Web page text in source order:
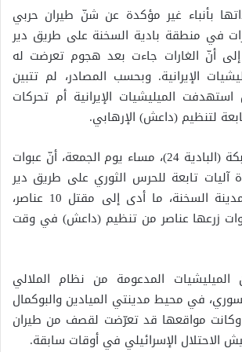
بأنباء غير مؤكدة عن شنّ طيران حربي
في منطقة بادية السخنة على طريق دير
إلى أنّ الغارات جاءت بعد هجوم تعرضت له
الإيرانية. وبحسب المصادر، لم تتبين
الميليشيات الإيرانية أم تحركات
لتنظيم (داعش) الإرهابي.
وكانت قد ذكرت شبكة (البادية 24)، مساء يوم الجمعة، أنّ عبوات
آليات تابعة للحرس الثوري على طريق دير
الزور - تدمر قرب مدينة السخنة، ما أدى إلى مقتل 10 عناصر،
زرعها عناصر من تنظيم (داعش) في وقت
الميليشيات المدعومة من نظام الملالي
في محيط مدينتي الميادين والبوكمال
وكانت مواقعها قد تعرّضت لقصف من طيران
الاحتلال الإسرائيلي في أوقات سابقة.